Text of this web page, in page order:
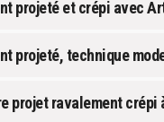
projeté et crépi avec
projeté, technique
projet ravalement crépi